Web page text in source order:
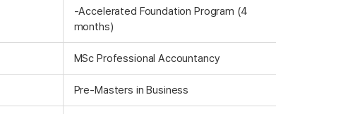
-Accelerated Foundation Program (4
months)
MSc Professional Accountancy
Pre-Masters in Business